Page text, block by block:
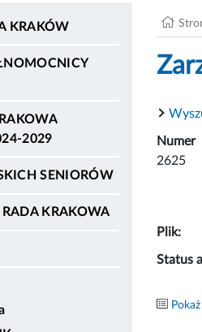
KRAKÓW
2029
SENIORÓW
KRAKOWA
Numer
2625
Plik:
Status